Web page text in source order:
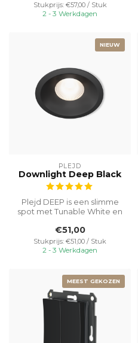
Stukprijs: €57,00 / Stuk
2 - 3 Werkdagen
NIEUW
PLEJD
Downlight Deep Black
Plejd DEEP is een slimme
spot met Tunable White en
zonder...
€51,00
Stukprijs: €51,00 / Stuk
2 - 3 Werkdagen
MEEST GEKOZEN